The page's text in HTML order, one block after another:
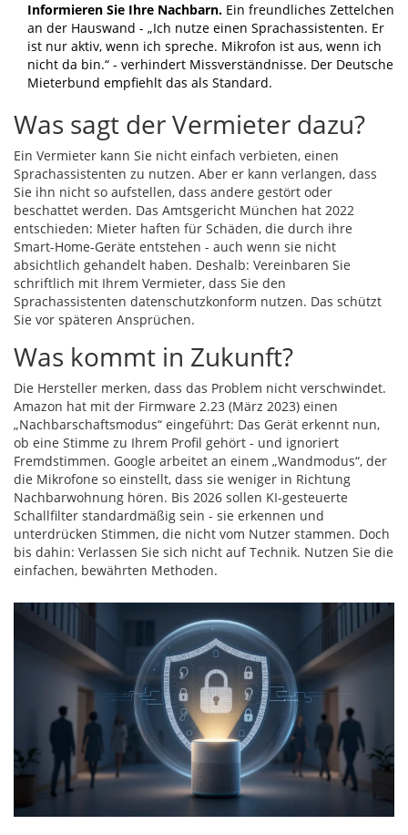
Informieren Sie Ihre Nachbarn. Ein freundliches Zettelchen
an der Hauswand - „Ich nutze einen Sprachassistenten. Er
ist nur aktiv, wenn ich spreche. Mikrofon ist aus, wenn ich
nicht da bin.“ - verhindert Missverständnisse. Der Deutsche
Mieterbund empfiehlt das als Standard.
Was sagt der Vermieter dazu?
Ein Vermieter kann Sie nicht einfach verbieten, einen
Sprachassistenten zu nutzen. Aber er kann verlangen, dass
Sie ihn nicht so aufstellen, dass andere gestört oder
beschattet werden. Das Amtsgericht München hat 2022
entschieden: Mieter haften für Schäden, die durch ihre
Smart-Home-Geräte entstehen - auch wenn sie nicht
absichtlich gehandelt haben. Deshalb: Vereinbaren Sie
schriftlich mit Ihrem Vermieter, dass Sie den
Sprachassistenten datenschutzkonform nutzen. Das schützt
Sie vor späteren Ansprüchen.
Was kommt in Zukunft?
Die Hersteller merken, dass das Problem nicht verschwindet.
Amazon hat mit der Firmware 2.23 (März 2023) einen
„Nachbarschaftsmodus“ eingeführt: Das Gerät erkennt nun,
ob eine Stimme zu Ihrem Profil gehört - und ignoriert
Fremdstimmen. Google arbeitet an einem „Wandmodus“, der
die Mikrofone so einstellt, dass sie weniger in Richtung
Nachbarwohnung hören. Bis 2026 sollen KI-gesteuerte
Schallfilter standardmäßig sein - sie erkennen und
unterdrücken Stimmen, die nicht vom Nutzer stammen. Doch
bis dahin: Verlassen Sie sich nicht auf Technik. Nutzen Sie die
einfachen, bewährten Methoden.